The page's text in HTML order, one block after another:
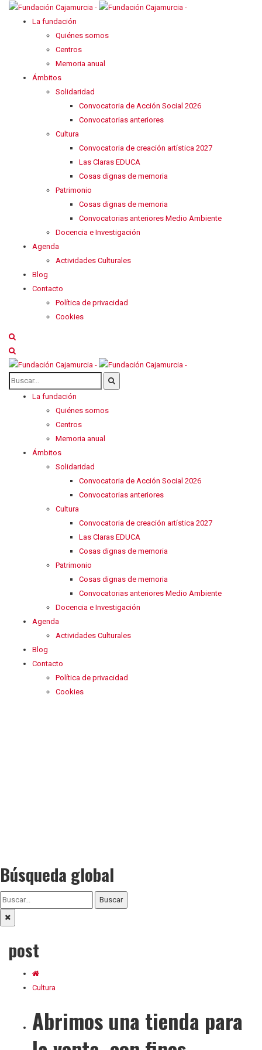
La fundación
Quiénes somos
Centros
Memoria anual
Ámbitos
Solidaridad
Convocatoria de Acción Social 2026
Convocatorias anteriores
Cultura
Convocatoria de creación artística 2027
Las Claras EDUCA
Cosas dignas de memoria
Patrimonio
Cosas dignas de memoria
Convocatorias anteriores Medio Ambiente
Docencia e Investigación
Agenda
Actividades Culturales
Blog
Contacto
Política de privacidad
Cookies
La fundación
Quiénes somos
Centros
Memoria anual
Ámbitos
Solidaridad
Convocatoria de Acción Social 2026
Convocatorias anteriores
Cultura
Convocatoria de creación artística 2027
Las Claras EDUCA
Cosas dignas de memoria
Patrimonio
Cosas dignas de memoria
Convocatorias anteriores Medio Ambiente
Docencia e Investigación
Agenda
Actividades Culturales
Blog
Contacto
Política de privacidad
Cookies
Búsqueda global
Buscar
post
Cultura
Abrimos una tienda para